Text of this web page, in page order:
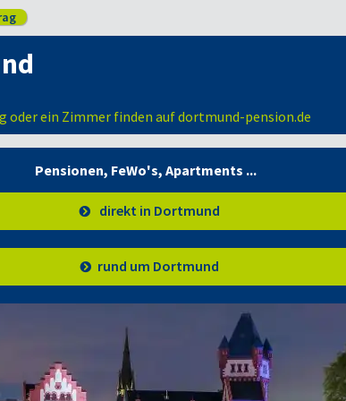
oder ein Zimmer finden auf dortmund-pension.de
Pensionen, FeWo's, Apartments ...
direkt in Dortmund
rund um Dortmund